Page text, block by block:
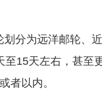
分为远洋邮轮、
15天左右，甚至
者以内。